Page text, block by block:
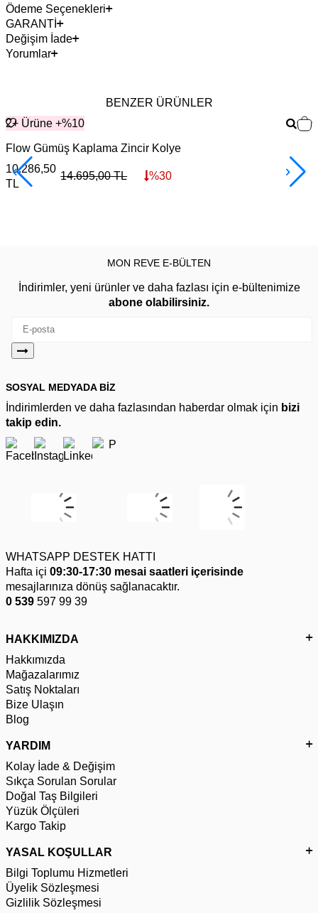
Ödeme Seçenekleri
GARANTİ
Değişim İade
Yorumlar
BENZER ÜRÜNLER
2+ Ürüne +%10
Flow Gümüş Kaplama Zincir Kolye
10.286,50
TL
14.695,00TL %30
MON REVE E-BÜLTEN
İndirimler, yeni ürünler ve daha fazlası için e-bültenimize
abone olabilirsiniz.
SOSYAL MEDYADA BİZ
İndirimlerden ve daha fazlasından haberdar olmak için bizi
takip edin.
WHATSAPP DESTEK HATTI
Hafta içi 09:30-17:30 mesai saatleri içerisinde
mesajlarınıza dönüş sağlanacaktır.
0 539 597 99 39
HAKKIMIZDA
Hakkımızda
Mağazalarımız
Satış Noktaları
Bize Ulaşın
Blog
YARDIM
Kolay İade & Değişim
Sıkça Sorulan Sorular
Doğal Taş Bilgileri
Yüzük Ölçüleri
Kargo Takip
YASAL KOŞULLAR
Bilgi Toplumu Hizmetleri
Üyelik Sözleşmesi
Gizlilik Sözleşmesi